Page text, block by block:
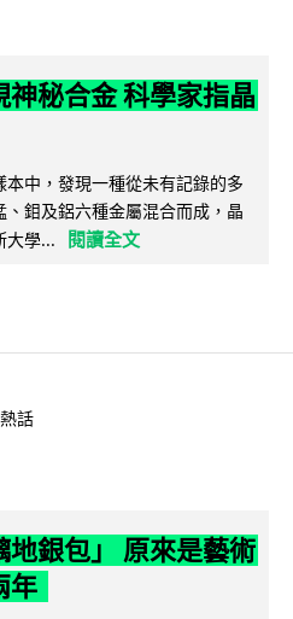
秘合金 科學家指晶
中，發現一種從未有記錄的多
鉬及鋁六種金屬混合而成，晶
大學...
閱讀全文
話
銀包」 原來是藝術
年